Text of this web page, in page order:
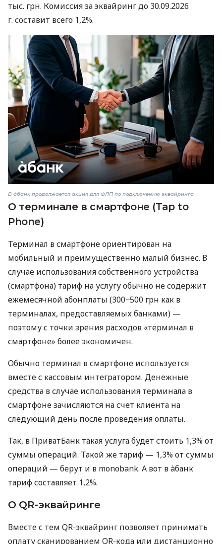
тыс. грн. Комиссия за эквайринг до 30.09.2026
г. составит всего 1,2%.
В àбанк продолжается акция для ФЛП по подключению эквайринга
О терминале в смартфоне (Tap to
Phone)
Терминал в смартфоне ориентирован на
мобильный и преимущественно малый бизнес. В
случае использования собственного устройства
(смартфона) тариф на услугу обычно не содержит
ежемесячной абонплаты (300−500 грн как в
терминалах, предоставляемых банками) —
поэтому с точки зрения расходов «терминал в
смартфоне» более экономичен.
Обычно терминал в смартфоне используется
вместе с кассовым интегратором. Денежные
средства в случае использования терминала в
смартфоне зачисляются на счет клиента на
следующий день после проведения оплаты.
Так, в ПриватБанк такая услуга будет стоить 1,3% от
суммы операций. Такой же тариф — 1,3% от суммы
операций — берут и в monobank. А вот в àбанк
тариф составляет 1,2%.
О QR-эквайринге
Вместе с тем QR-эквайринг позволяет принимать
оплату сканированием QR-кода или дистанционно